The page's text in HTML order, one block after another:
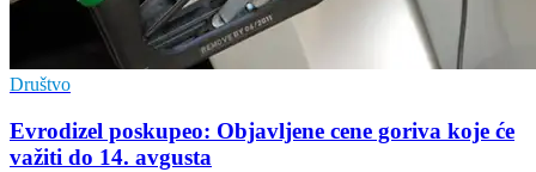
Društvo
Evrodizel poskupeo: Objavljene cene goriva koje će
važiti do 14. avgusta